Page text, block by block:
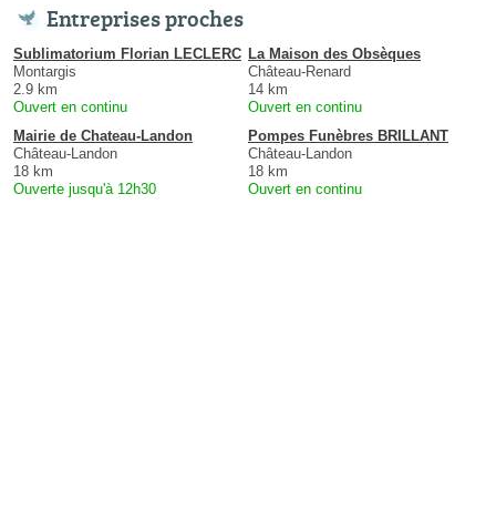
Entreprises proches
Sublimatorium Florian LECLERC
Montargis
2.9 km
Ouvert en continu
La Maison des Obsèques
Château-Renard
14 km
Ouvert en continu
Mairie de Chateau-Landon
Château-Landon
18 km
Ouverte jusqu'à 12h30
Pompes Funèbres BRILLANT
Château-Landon
18 km
Ouvert en continu